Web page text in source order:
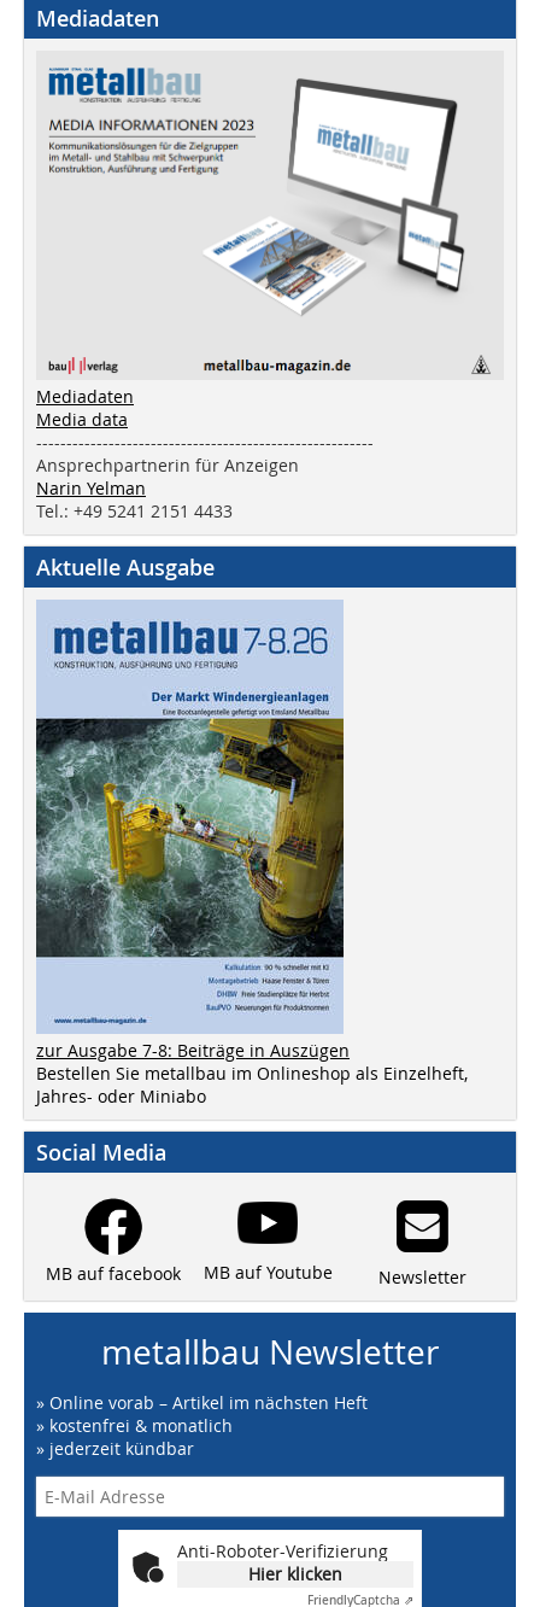
Mediadaten
Mediadaten
Media data
--------------------------------------------------------
Ansprechpartnerin für Anzeigen
Narin Yelman
Tel.: +49 5241 2151 4433
Aktuelle Ausgabe
zur Ausgabe 7-8: Beiträge in Auszügen
Bestellen Sie metallbau im Onlineshop als Einzelheft,
Jahres- oder Miniabo
Social Media
MB auf facebook MB auf Youtube Newsletter
metallbau Newsletter
» Online vorab – Artikel im nächsten Heft
» kostenfrei & monatlich
» jederzeit kündbar
Anti-Roboter-Verifizierung
Hier klicken
FriendlyCaptcha ⇗